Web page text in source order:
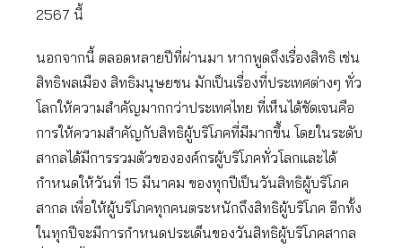
2567 นี้
นอกจากนี้ ตลอดหลายปีที่ผ่านมา หากพูดถึงเรื่องสิทธิ เช่น
สิทธิพลเมือง สิทธิมนุษยชน มักเป็นเรื่องที่ประเทศต่างๆ ทั่ว
โลกให้ความสำคัญมากกว่าประเทศไทย ที่เห็นได้ชัดเจนคือ
การให้ความสำคัญกับสิทธิผู้บริโภคที่มีมากขึ้น โดยในระดับ
สากลได้มีการรวมตัวขององค์กรผู้บริโภคทั่วโลกและได้
กำหนดให้วันที่ 15 มีนาคม ของทุกปีเป็นวันสิทธิผู้บริโภค
สากล เพื่อให้ผู้บริโภคทุกคนตระหนักถึงสิทธิผู้บริโภค อีกทั้ง
ในทุกปีจะมีการกำหนดประเด็นของวันสิทธิผู้บริโภคสากล